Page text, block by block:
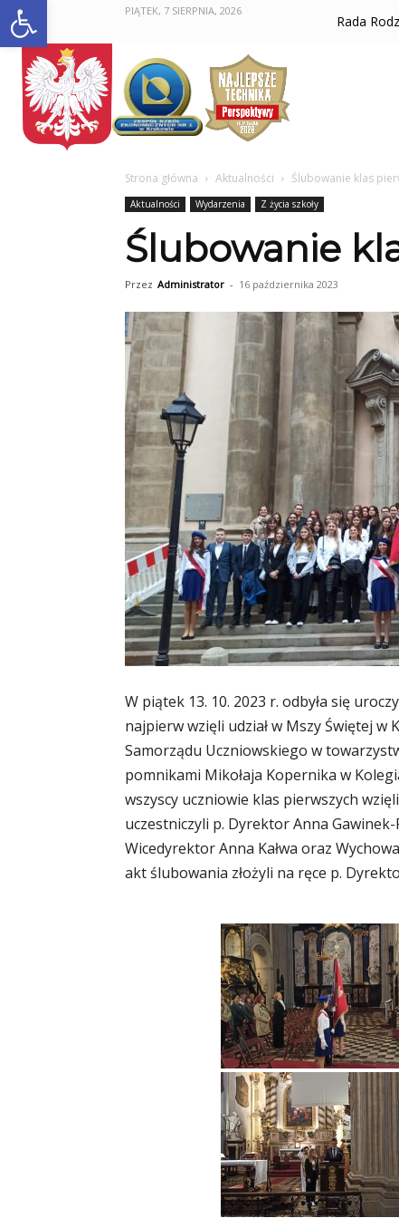
Rada
PIĄTEK, 7 SIERPNIA, 2026
Strona główna Aktualności Ślubowanie klas
Aktualności Wydarzenia Z życia szkoły
Ślubowanie
Przez Administrator - 16 października 2023
W piątek 13. 10. 2023 r. odbyła się
najpierw wzięli udział w Mszy Świętej w
Samorządu Uczniowskiego w
pomnikami Mikołaja Kopernika w
wszyscy uczniowie klas pierwszych
uczestniczyli p. Dyrektor Anna
Wicedyrektor Anna Kałwa oraz
akt ślubowania złożyli na ręce p.